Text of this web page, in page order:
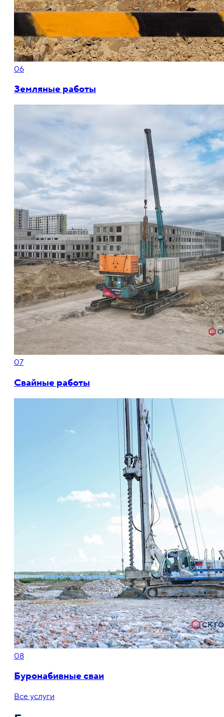
06
Земляные работы
07
Свайные работы
08
Буронабивные сваи
Все услуги